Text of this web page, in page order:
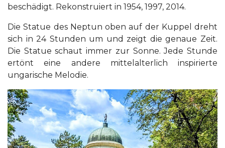
beschädigt. Rekonstruiert in 1954, 1997, 2014.
Die Statue des Neptun oben auf der Kuppel dreht
sich in 24 Stunden um und zeigt die genaue Zeit.
Die Statue schaut immer zur Sonne. Jede Stunde
ertönt eine andere mittelalterlich inspirierte
ungarische Melodie.